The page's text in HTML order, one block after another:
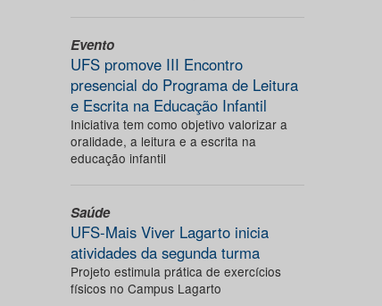
Evento
UFS promove III Encontro
presencial do Programa de Leitura
e Escrita na Educação Infantil
Iniciativa tem como objetivo valorizar a
oralidade, a leitura e a escrita na
educação infantil
Saúde
UFS-Mais Viver Lagarto inicia
atividades da segunda turma
Projeto estimula prática de exercícios
físicos no Campus Lagarto